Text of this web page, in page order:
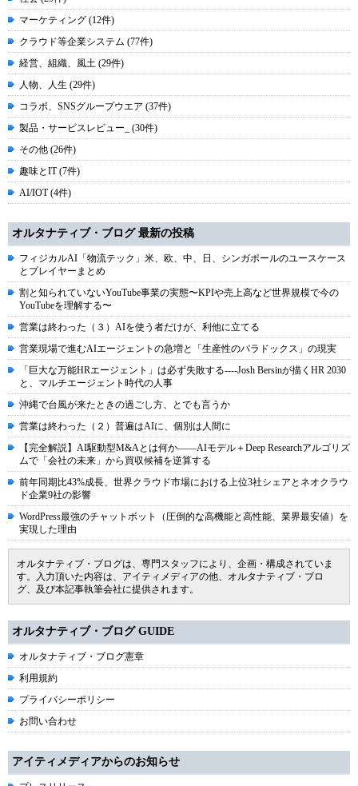
マーケティング (12件)
クラウド等企業システム (77件)
経営、組織、風土 (29件)
人物、人生 (29件)
コラボ、SNSグループウエア (37件)
製品・サービスレビュー_ (30件)
その他 (26件)
趣味とIT (7件)
AI/IOT (4件)
オルタナティブ・ブログ 最新の投稿
フィジカルAI「物流テック」米、欧、中、日、シンガポールのユースケース
とプレイヤーまとめ
割と知られていないYouTube事業の実態〜KPIや売上高など世界規模で今の
YouTubeを理解する〜
営業は終わった（３）AIを使う者だけが、利他に立てる
営業現場で進むAIエージェントの急増と「生産性のパラドックス」の現実
「巨大な万能HRエージェント」は必ず失敗する----Josh Bersinが描くHR 2030
と、マルチエージェント時代の人事
沖縄で台風が来たときの過ごし方、とでも言うか
営業は終わった（２）普遍はAIに、個別は人間に
【完全解説】AI駆動型M&Aとは何か――AIモデル＋Deep Researchアルゴリズ
ムで「会社の未来」から買収候補を逆算する
前年同期比43%成長、世界クラウド市場における上位3社シェアとネオクラウ
ド企業9社の影響
WordPress最強のチャットボット（圧倒的な高機能と高性能、業界最安値）を
実現した理由
オルタナティブ・ブログは、専門スタッフにより、企画・構成されていま
す。入力頂いた内容は、アイティメディアの他、オルタナティブ・ブロ
グ、及び本記事執筆会社に提供されます。
オルタナティブ・ブログ GUIDE
オルタナティブ・ブログ憲章
利用規約
プライバシーポリシー
お問い合わせ
アイティメディアからのお知らせ